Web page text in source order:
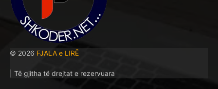
© 2026 FJALA e LIRË
| Të gjitha të drejtat e rezervuara